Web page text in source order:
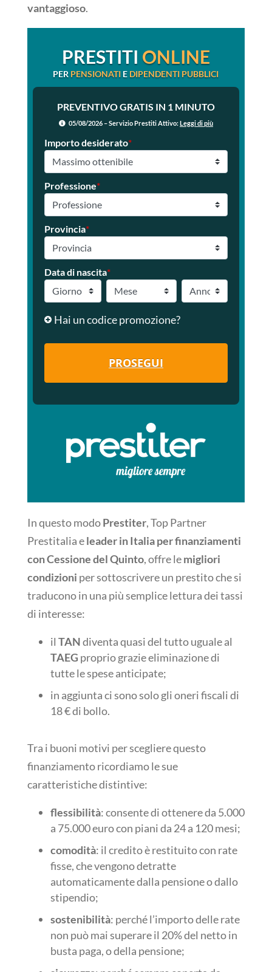
vantaggioso.
PRESTITI ONLINE
PER PENSIONATI E DIPENDENTI PUBBLICI
PREVENTIVO GRATIS IN 1 MINUTO
05/08/2026 – Servizio Prestiti Attivo:Leggi di più
Importo desiderato*
Professione*
Provincia*
Data di nascita*
Hai un codice promozione?
PROSEGUI
In questo modoPrestiter, Top Partner
Prestitalia eleader in Italia per finanziamenti
con Cessione del Quinto, offre lemigliori
condizioni per sottoscrivere un prestito che si
traducono in una più semplice lettura dei tassi
di interesse:
il TANdiventa quasi del tutto uguale al
TAEG proprio grazie eliminazione di
tutte le spese anticipate;
in aggiunta ci sono solo gli oneri fiscali di
18 € di bollo.
Tra i buoni motivi per scegliere questo
finanziamento ricordiamo le sue
caratteristiche distintive:
flessibilità: consente di ottenere da 5.000
a 75.000 euro con piani da 24 a 120 mesi;
comodità: il credito è restituito con rate
fisse, che vengono detratte
automaticamente dalla pensione o dallo
stipendio;
sostenibilità: perché l’importo delle rate
non può mai superare il 20% del netto in
busta paga, o della pensione;